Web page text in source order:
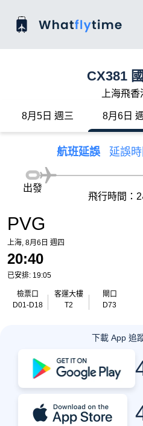
CX381
上海飛
8月5日 週三 8月6日
航班延誤 延誤
PVG
上海, 8月6日 週四
20:40
已安排: 19:05
檢票口
D01-D18
客運大樓
T2
閘口
D73
出發
飛行時間：
下載 App 追